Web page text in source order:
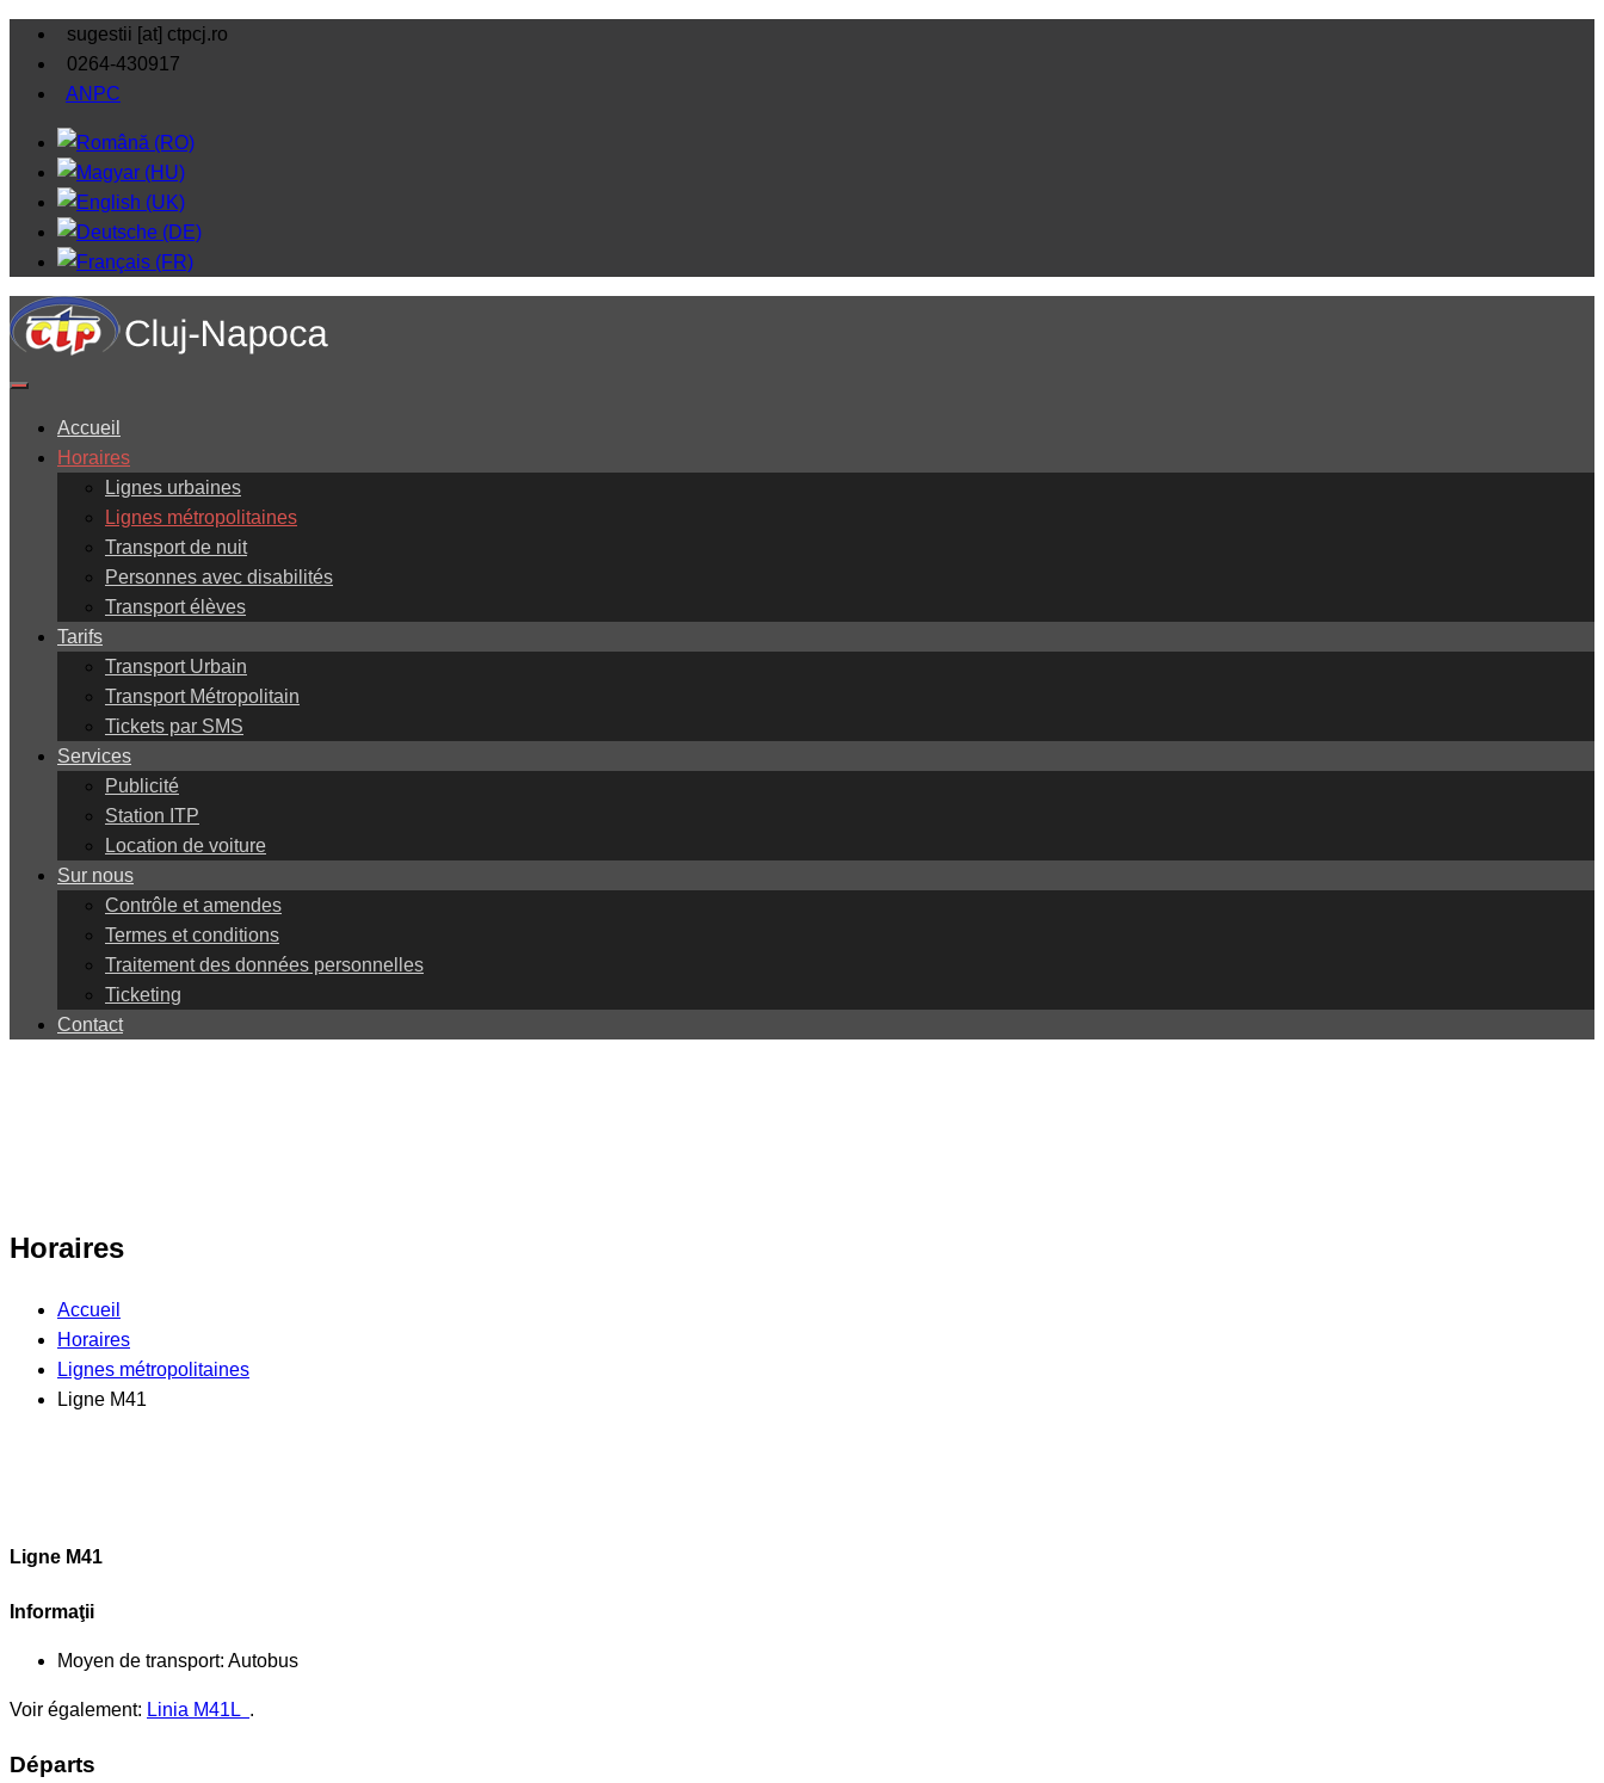
sugestii [at] ctpcj.ro
0264-430917
ANPC
Accueil
Horaires
Lignes urbaines
Lignes métropolitaines
Transport de nuit
Personnes avec disabilités
Transport élèves
Tarifs
Transport Urbain
Transport Métropolitain
Tickets par SMS
Services
Publicité
Station ITP
Location de voiture
Sur nous
Contrôle et amendes
Termes et conditions
Traitement des données personnelles
Ticketing
Contact
Horaires
Accueil
Horaires
Lignes métropolitaines
Ligne M41
Ligne M41
Informaţii
Moyen de transport: Autobus
Voir également: Linia M41L .
Départs